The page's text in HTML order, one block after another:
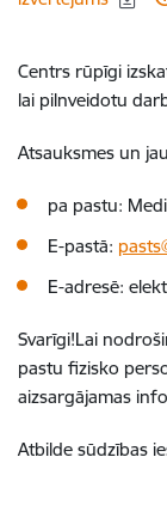
Centrs rūpīgi
lai pilnveidotu
Atsauksmes un
pa pastu:
E-pastā:
E-adresē:
Svarīgi!Lai
pastu fizisko
aizsargājamas
Atbilde sūdzības